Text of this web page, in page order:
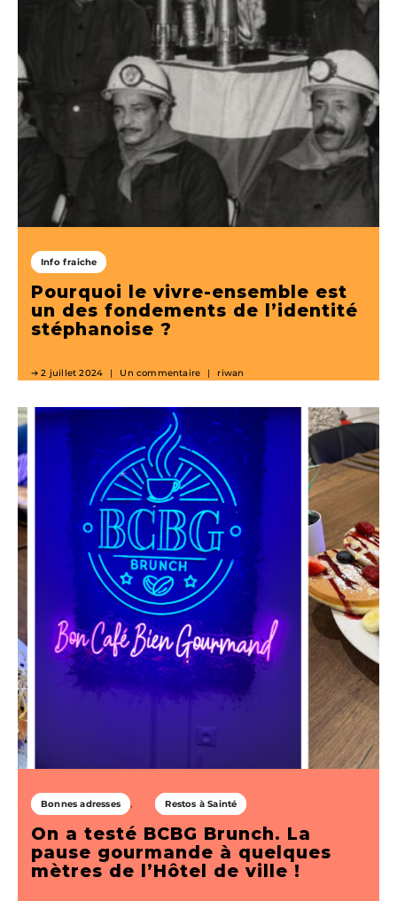
Info fraiche
Pourquoi le vivre-ensemble est
un des fondements de l’identité
stéphanoise ?
2 juillet 2024 Un commentaire riwan
Bonnes adresses Restos à Sainté
On a testé BCBG Brunch. La
pause gourmande à quelques
mètres de l’Hôtel de ville !